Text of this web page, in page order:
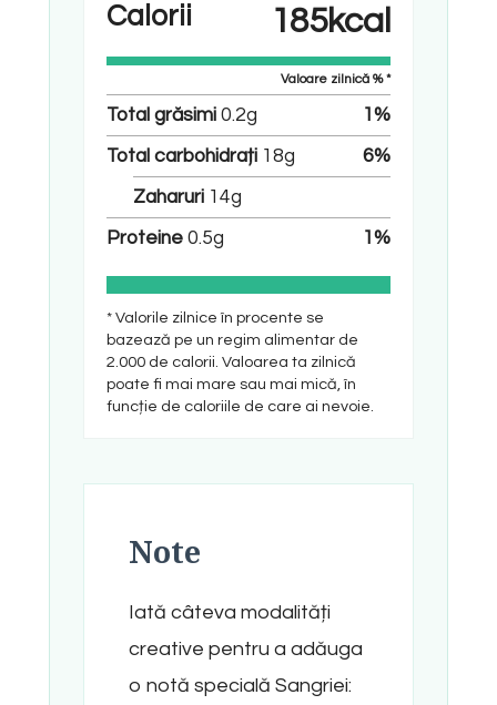
Calorii 185kcal
Valoare zilnică % *
Total grăsimi 0.2g 1 %
Total carbohidrați 18g 6%
Zaharuri 14g
Proteine 0.5g 1 %
* Valorile zilnice în procente se
bazează pe un regim alimentar de
2.000 de calorii. Valoarea ta zilnică
poate fi mai mare sau mai mică, în
funcție de caloriile de care ai nevoie.
Note
Iată câteva modalități
creative pentru a adăuga
o notă specială Sangriei: